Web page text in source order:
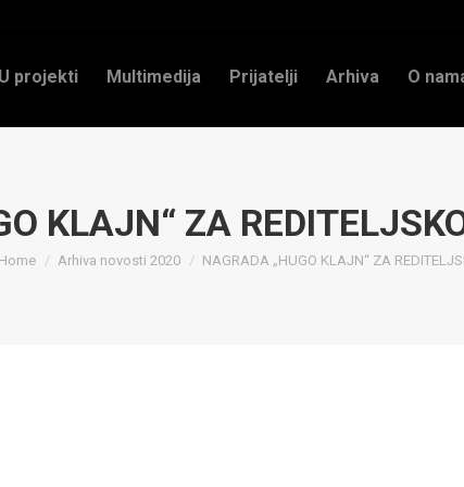
projekti Multimedija Prijatelji Arhiva O
KLAJN“ ZA
You are here:
Home Arhiva novosti 2020 NAGRADA „HUGO KLAJN“ ZA